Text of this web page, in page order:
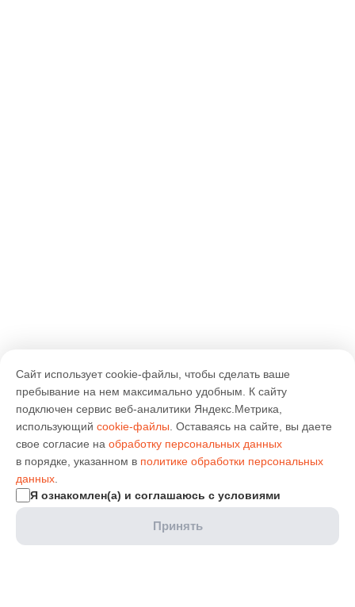
Сайт использует cookie-файлы, чтобы сделать ваше
пребывание на нем максимально удобным. К cайту
подключен сервис веб-аналитики Яндекс.Метрика,
использующий cookie-файлы . Оставаясь на сайте, вы даете
свое согласие на обработку персональных данных
в порядке, указанном в политике обработки персональных
данных
Я ознакомлен(а) и соглашаюсь с условиями
Принять